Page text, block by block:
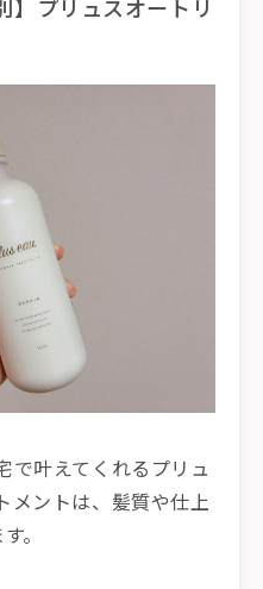
】プリュスオートリ
で叶えてくれるプリュ
メントは、髪質や仕上
。